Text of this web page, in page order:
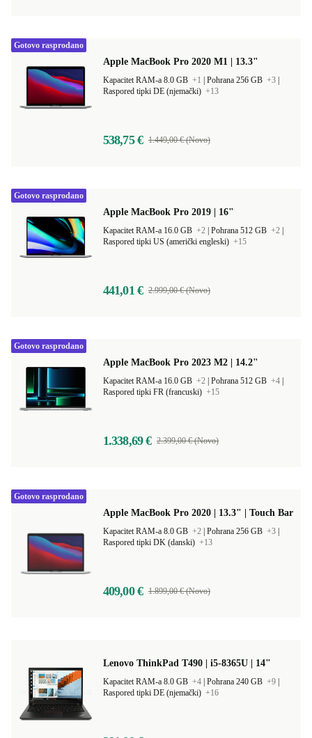
Apple MacBook Pro 2020 M1 | 13.3"
Kapacitet RAM-a 8.0 GB +1 Pohrana 256 GB +3
Raspored tipki DE (njemački) +13
538,75 € 1.449,00 € (Novo)
Gotovo rasprodano
Apple MacBook Pro 2019 | 16"
Kapacitet RAM-a 16.0 GB +2 Pohrana 512 GB +2
Raspored tipki US (američki engleski) +15
441,01 € 2.999,00 € (Novo)
Gotovo rasprodano
Apple MacBook Pro 2023 M2 | 14.2"
Kapacitet RAM-a 16.0 GB +2 Pohrana 512 GB +4
Raspored tipki FR (francuski) +15
1.338,69 € 2.399,00 € (Novo)
Gotovo rasprodano
Apple MacBook Pro 2020 | 13.3" | Touch Bar
Kapacitet RAM-a 8.0 GB +2 Pohrana 256 GB +3
Raspored tipki DK (danski) +13
409,00 € 1.899,00 € (Novo)
Gotovo rasprodano
Lenovo ThinkPad T490 | i5-8365U | 14"
Kapacitet RAM-a 8.0 GB +4 Pohrana 240 GB +9
Raspored tipki DE (njemački) +16